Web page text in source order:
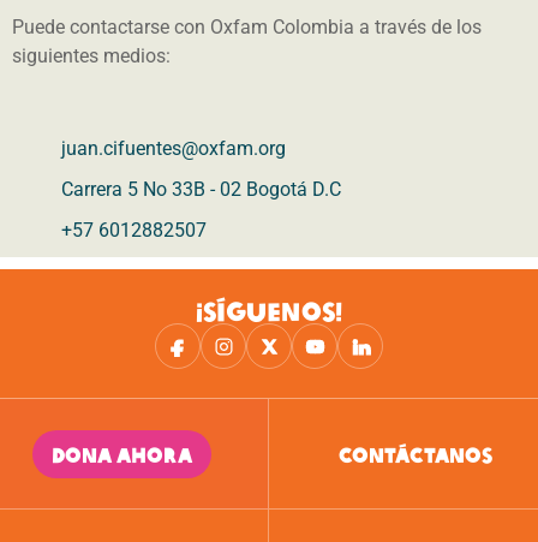
Puede contactarse con Oxfam Colombia a través de los
siguientes medios:
juan.cifuentes@oxfam.org
Carrera 5 No 33B - 02 Bogotá D.C
+57 6012882507
¡SÍGUENOS!
DONA AHORA CONTÁCTANOS